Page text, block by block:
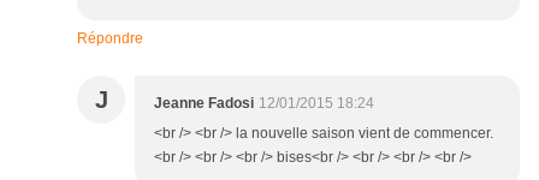
Répondre
J Jeanne Fadosi 12/01/2015 18:24
<br /> <br /> la nouvelle saison vient de commencer.
<br /> <br /> <br /> bises<br /> <br /> <br /> <br />